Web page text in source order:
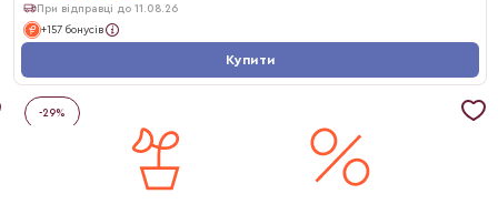
При відправці до 11.08.26
+157 бонусів
Купити
-29%